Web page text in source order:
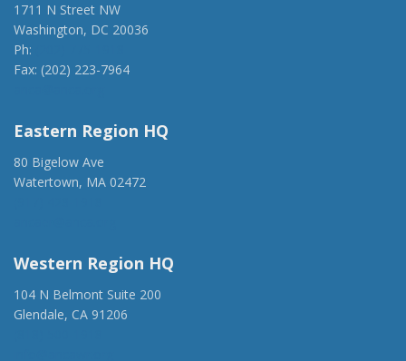
1711 N Street NW
Washington, DC 20036
Ph:
Fax: (202) 223-7964
Eastern Region HQ
80 Bigelow Ave
Watertown, MA 02472
Western Region HQ
104 N Belmont Suite 200
Glendale, CA 91206